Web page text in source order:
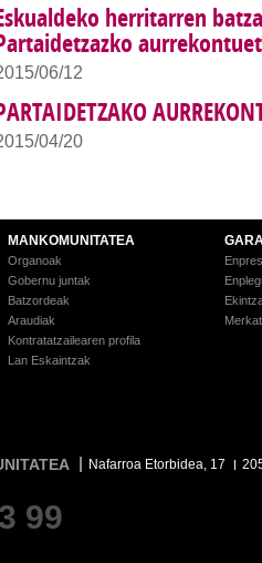
herritarren
06/12
04/20
MANKOMUNITATEA
Organoak
Gobernu juntak
Batzordeak
Araudiak
Kontratatzailearen profila
Lan Eskaintzak
Nafarroa Etorbidea, 17
99